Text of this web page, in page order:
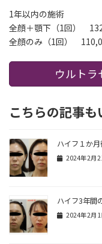
1年以内の施術
全顔＋顎下（1回）
全顔のみ（1回）
ウルト
こちらの記事も
ハイフ１か
2024年2月
ハイフ3年間
2024年2月1